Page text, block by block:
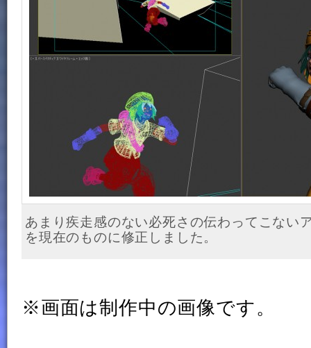
あまり疾走感のない必死さの伝わってこない
を現在のものに修正しました。
※画面は制作中の画像です。